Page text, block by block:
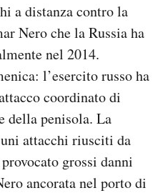
a distanza contro la
Nero che la Russia ha
nel 2014.
l’esercito russo ha
coordinato di
della penisola. La
attacchi riusciti da
grossi danni
ancorata nel porto di